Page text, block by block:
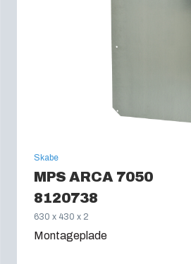
Skabe
MPS ARCA 7050
8120738
630 x 430 x 2
Montageplade